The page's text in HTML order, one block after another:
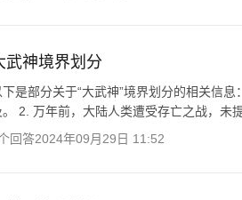
武神境界划分
下是部分关于“大武神”境界划分的相关信
。 2. 万年前，大陆人类遭受存亡之战，未
回答2024年09月29日 11:52